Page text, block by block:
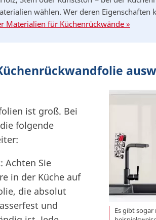
wählen. Wer deren Eigenschaften
Materialien für Küchenrückwände »
Es gibt
ist groß. Bei
folgende
: Achten Sie
in der Küche auf
die absolut
und